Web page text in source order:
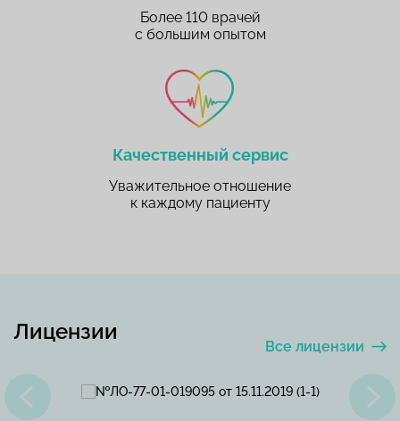
Более 110 врачей
с большим опытом
Качественный сервис
Уважительное отношение
к каждому пациенту
Лицензии
Все лицензии